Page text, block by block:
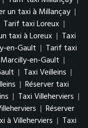
un taxi à Millançay |
Tarif taxi Loreux |
taxi à Loreux | Taxi
en-Gault | Tarif taxi
en-Gault |
| Taxi Veilleins |
| Réserver taxi
| Taxi Villeherviers |
| Réserver
à Villeherviers | Taxi